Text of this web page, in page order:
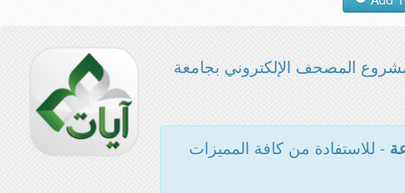
المصحف الإلكتروني بجامعة
- للاستفادة من كافة المميزات